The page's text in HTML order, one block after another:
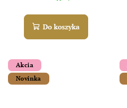
Do koszyka
Akcia
Novinka